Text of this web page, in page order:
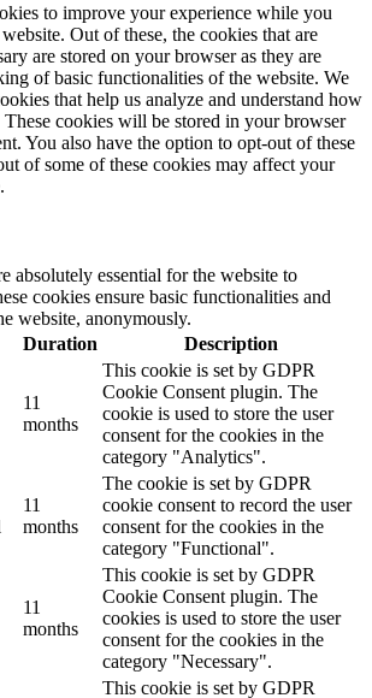
to improve your experience while you
Out of these, the cookies that are
are stored on your browser as they are
of basic functionalities of the website. We
that help us analyze and understand how
cookies will be stored in your browser
You also have the option to opt-out of these
of some of these cookies may affect your
absolutely essential for the website to
cookies ensure basic functionalities and
website, anonymously.
Duration Description
11
months
This cookie is set by GDPR
Cookie Consent plugin. The
cookie is used to store the user
consent for the cookies in the
category "Analytics".
11
months
The cookie is set by GDPR
cookie consent to record the user
consent for the cookies in the
category "Functional".
11
months
This cookie is set by GDPR
Cookie Consent plugin. The
cookies is used to store the user
consent for the cookies in the
category "Necessary".
This cookie is set by GDPR